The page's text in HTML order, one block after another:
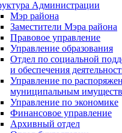
Администрации
Мэр района
Заместители Мэра района
Правовое управление
Управление образования
Отдел по социальной
и обеспечения
Управление по
муниципальным
Управление по экономике
Финансовое управление
Архивный отдел